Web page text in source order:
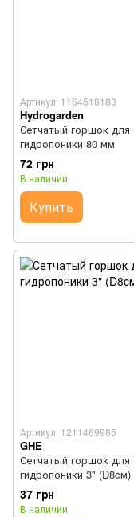
Артикул: 1164518183
Hydrogarden
Сетчатый горшок для
гидропоники 80 мм
72 грн
В наличии
Купить
Артикул: 1211469985
GHE
Сетчатый горшок для
гидропоники 3" (D8cм)
37 грн
В наличии